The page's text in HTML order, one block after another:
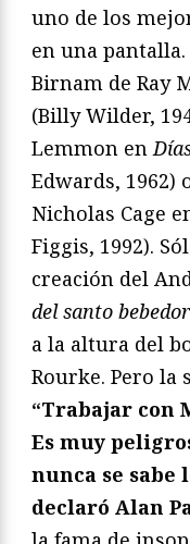
uno de los
en una
Birnam de Ray
(Billy Wilder,
Lemmon en
Edwards, 1962)
Nicholas Cage
Figgis, 1992).
creación del
del santo bebedor
a la altura del
Rourke. Pero la
“Trabajar con
Es muy
nunca se sabe
declaró Alan